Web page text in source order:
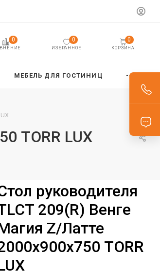
0
ИЗБРАННОЕ
0
КОРЗИНА
0
МЕБЕЛЬ ДЛЯ ГОСТИНИЦ
TORR LUX
руководителя
209(R) Венге
Z/Латте
TORR